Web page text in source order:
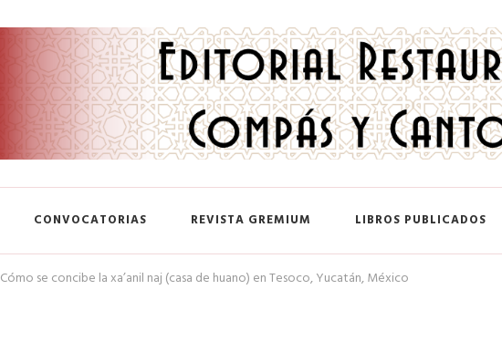
CONVOCATORIAS REVISTA GREMIUM LIBROS PUBLICADOS
Cómo se concibe la xa’anil naj (casa de huano) en Tesoco, Yucatán, México